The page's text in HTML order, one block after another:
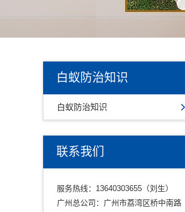
白蚁防治知识
白蚁防治知识
联系我们
服务热线：13640303655（刘生）
广州总公司：广州市荔湾区桥中南路